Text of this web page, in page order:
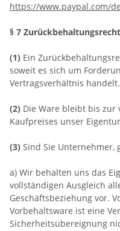
https://www.paypal.com/
§ 7 Zurückbehaltungsrecht
(1) Ein
soweit es sich um
Vertragsverhältnis handelt.
(2) Die Ware bleibt bis zur
Kaufpreises unser
(3) Sind Sie Unternehmer,
a) Wir behalten uns das
vollständigen Ausgleich
Geschäftsbeziehung vor.
Vorbehaltsware ist eine
Sicherheitsübereignung